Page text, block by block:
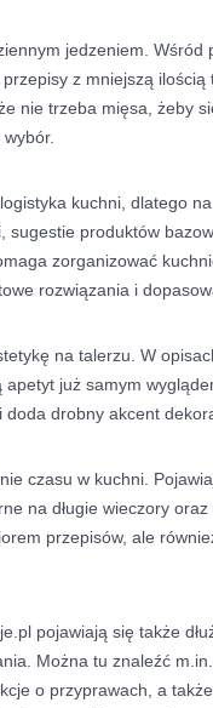
jedzeniem. Wśród
z mniejszą ilością
nie trzeba mięsa, żeby
kuchni, dlatego
sugestie produktów
zorganizować
rozwiązania i
na talerzu. W
już samym
drobny akcent
czasu w kuchni.
na długie wieczory
przepisów, ale
pojawiają się także
Można tu znaleźć
o przyprawach, a